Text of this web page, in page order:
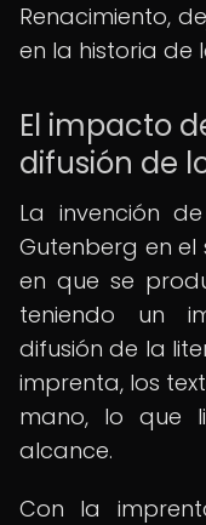
Renacimiento,
en la historia de
El impacto
difusión de
La invención
Gutenberg en el
en que se
teniendo un
difusión de la
imprenta, los
mano, lo que
alcance.
Con la